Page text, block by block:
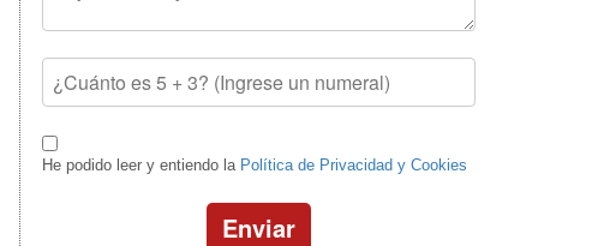
He podido leer y entiendo la Política de Privacidad y Cookies
Enviar